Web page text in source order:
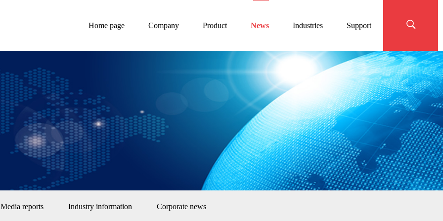
Home page Company Product News Industries Support
Media reports Industry information Corporate news